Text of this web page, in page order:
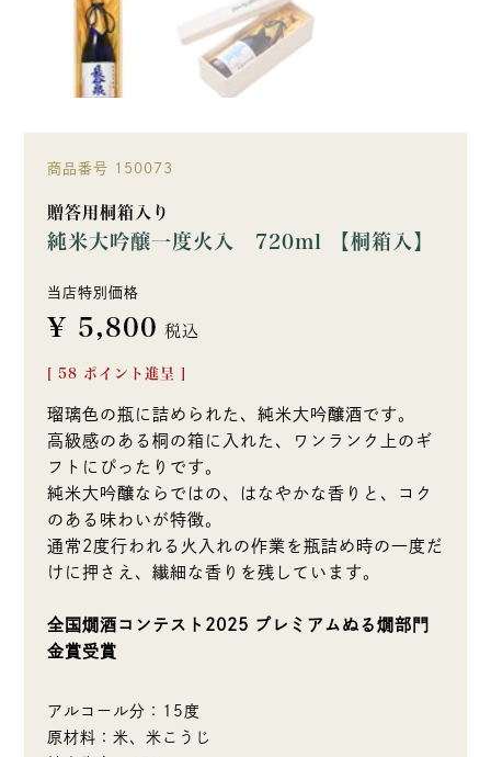
商品番号 150073
贈答用桐箱入り
純米大吟醸一度火入 720ml 【桐箱入】
当店特別価格
¥ 5,800 税込
58 ポイント進呈 ]
瑠璃色の瓶に詰められた、純米大吟醸酒です。
高級感のある桐の箱に入れた、ワンランク上のギ
フトにぴったりです。
純米大吟醸ならではの、はなやかな香りと、コク
のある味わいが特徴。
通常2度行われる火入れの作業を瓶詰め時の一度だ
けに押さえ、繊細な香りを残しています。
全国燗酒コンテスト2025 プレミアムぬる燗部門
金賞受賞
アルコール分：15度
原材料：米、米こうじ